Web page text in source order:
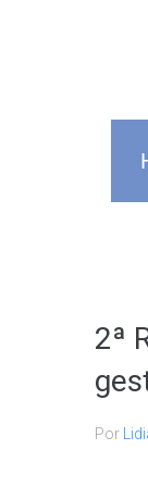
2ª
Por